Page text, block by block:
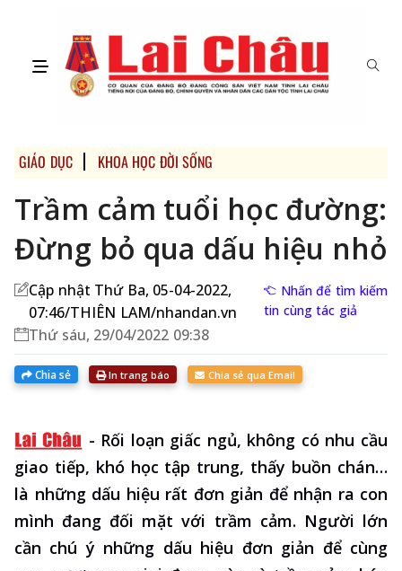
GIÁO DỤC KHOA HỌC ĐỜI SỐNG
Trầm cảm tuổi học đường:
Đừng bỏ qua dấu hiệu nhỏ
Cập nhật Thứ Ba, 05-04-2022,
07:46/THIÊN LAM/nhandan.vn
Nhấn để tìm kiếm
tin cùng tác giả
Thứ sáu, 29/04/2022 09:38
Chia sẻ In trang báo Chia sẻ qua Email
- Rối loạn giấc ngủ, không có nhu cầu
giao tiếp, khó học tập trung, thấy buồn chán…
là những dấu hiệu rất đơn giản để nhận ra con
mình đang đối mặt với trầm cảm. Người lớn
cần chú ý những dấu hiệu đơn giản để cùng